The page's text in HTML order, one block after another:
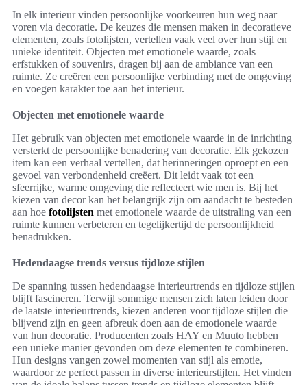
In elk interieur vinden persoonlijke voorkeuren hun weg naar
voren via decoratie. De keuzes die mensen maken in decoratieve
elementen, zoals fotolijsten, vertellen vaak veel over hun stijl en
unieke identiteit. Objecten met emotionele waarde, zoals
erfstukken of souvenirs, dragen bij aan de ambiance van een
ruimte. Ze creëren een persoonlijke verbinding met de omgeving
en voegen karakter toe aan het interieur.
Objecten met emotionele waarde
Het gebruik van objecten met emotionele waarde in de inrichting
versterkt de persoonlijke benadering van decoratie. Elk gekozen
item kan een verhaal vertellen, dat herinneringen oproept en een
gevoel van verbondenheid creëert. Dit leidt vaak tot een
sfeerrijke, warme omgeving die reflecteert wie men is. Bij het
kiezen van decor kan het belangrijk zijn om aandacht te besteden
aan hoe fotolijsten met emotionele waarde de uitstraling van een
ruimte kunnen verbeteren en tegelijkertijd de persoonlijkheid
benadrukken.
Hedendaagse trends versus tijdloze stijlen
De spanning tussen hedendaagse interieurtrends en tijdloze stijlen
blijft fascineren. Terwijl sommige mensen zich laten leiden door
de laatste interieurtrends, kiezen anderen voor tijdloze stijlen die
blijvend zijn en geen afbreuk doen aan de emotionele waarde
van hun decoratie. Producenten zoals HAY en Muuto hebben
een unieke manier gevonden om deze elementen te combineren.
Hun designs vangen zowel momenten van stijl als emotie,
waardoor ze perfect passen in diverse interieurstijlen. Het vinden